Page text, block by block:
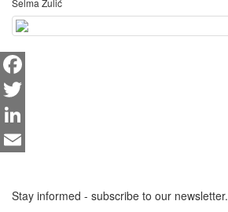
Selma Zulić
Facebook
Twitter
LinkedIn
Stay informed - subscribe to our newsletter.